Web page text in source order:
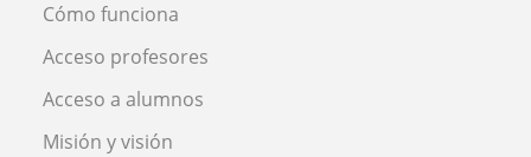
Cómo funciona
Acceso profesores
Acceso a alumnos
Misión y visión